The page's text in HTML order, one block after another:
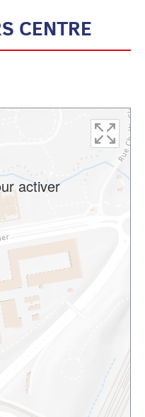
CENTRE
activer